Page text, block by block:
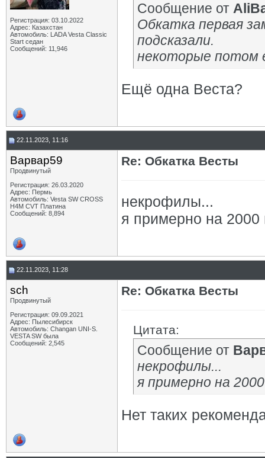
Регистрация: 03.10.2022
Адрес: Казахстан
Автомобиль: LADA Vesta Classic
Start седан
Сообщений: 11,946
Сообщение от
Обкатка первая
подсказали.
некоторые потом
Ещё одна Веста?
22.11.2023, 11:16
Варвар59
Продвинутый
Регистрация: 26.03.2020
Адрес: Пермь
Автомобиль: Vesta SW CROSS
H4M CVT Платина
Сообщений: 8,894
Re: Обкатка Весты
некрофилы...
я примерно на
22.11.2023, 11:28
sch
Продвинутый
Регистрация: 09.09.2021
Адрес: Пылесибирск
Автомобиль: Changan UNI-S.
VESTA SW была
Сообщений: 2,545
Re: Обкатка Весты
Цитата:
Сообщение от
некрофилы...
я примерно на
Нет таких